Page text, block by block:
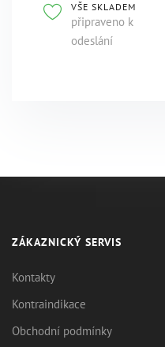
VŠE SKLADEM
připraveno k
odeslání
ZÁKAZNICKÝ SERVIS
Kontakty
Kontraindikace
Obchodní podmínky